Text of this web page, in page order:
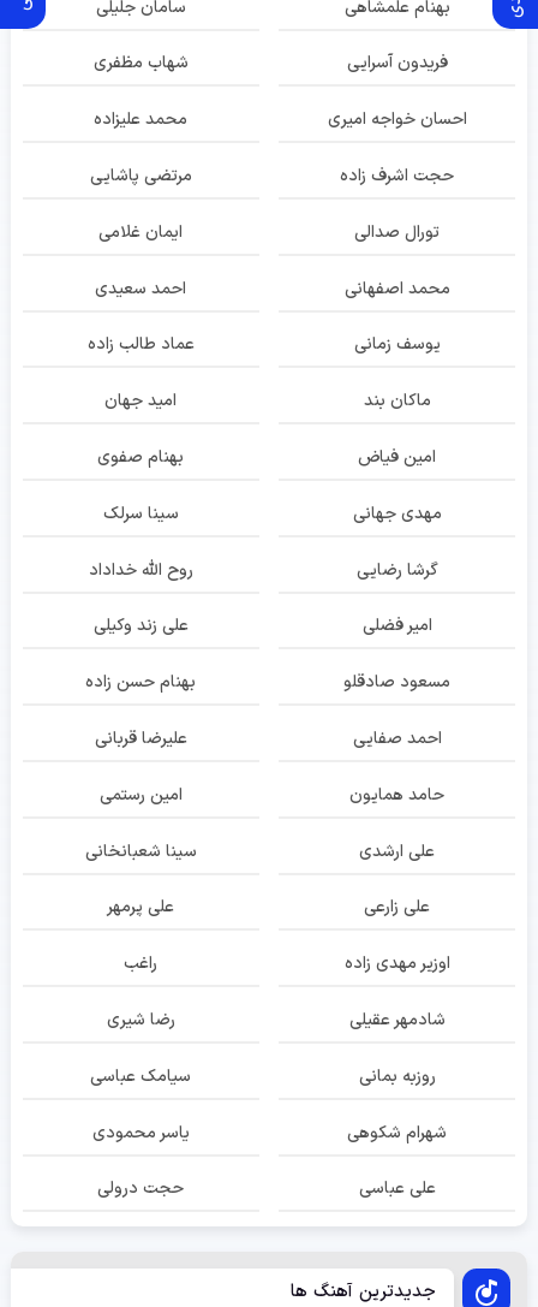
بهنام علمشاهی سامان جلیلی
فریدون آسرایی شهاب مظفری
احسان خواجه امیری محمد علیزاده
حجت اشرف زاده مرتضی پاشایی
تورال صدالی ایمان غلامی
محمد اصفهانی احمد سعیدی
یوسف زمانی عماد طالب زاده
ماکان بند امید جهان
امین فیاض بهنام صفوی
مهدی جهانی سینا سرلک
گرشا رضایی روح الله خداداد
امیر فضلی علی زند وکیلی
مسعود صادقلو بهنام حسن زاده
احمد صفایی علیرضا قربانی
حامد همایون امین رستمی
علی ارشدی سینا شعبانخانی
علی زارعی علی پرمهر
اوزیر مهدی زاده راغب
شادمهر عقیلی رضا شیری
روزبه بمانی سیامک عباسی
شهرام شکوهی یاسر محمودی
علی عباسی حجت درولی
جدیدترین آهنگ ها